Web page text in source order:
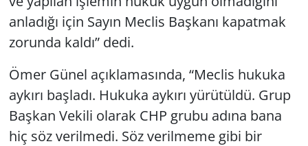
anladığı için Sayın Meclis Başkanı kapatmak
zorunda kaldı” dedi.
Ömer Günel açıklamasında, “Meclis hukuka
aykırı başladı. Hukuka aykırı yürütüldü. Grup
Başkan Vekili olarak CHP grubu adına bana
hiç söz verilmedi. Söz verilmeme gibi bir